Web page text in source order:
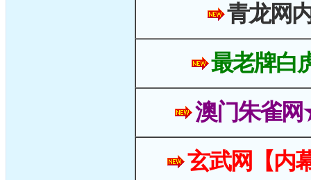
青龙网
最老牌白
澳门朱雀
玄武网【内